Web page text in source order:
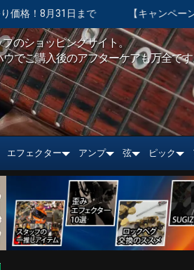
【キャンペーン実施中】ショッピングク
プのショッピングサイト。
でご購入後のアフターケアも万全で
エフェクター アンプ 弦 ピック